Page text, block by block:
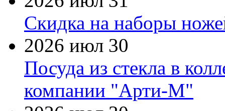
Скидка на наборы
2026 июл 30
Посуда из стекла в
компании "Арти-М"